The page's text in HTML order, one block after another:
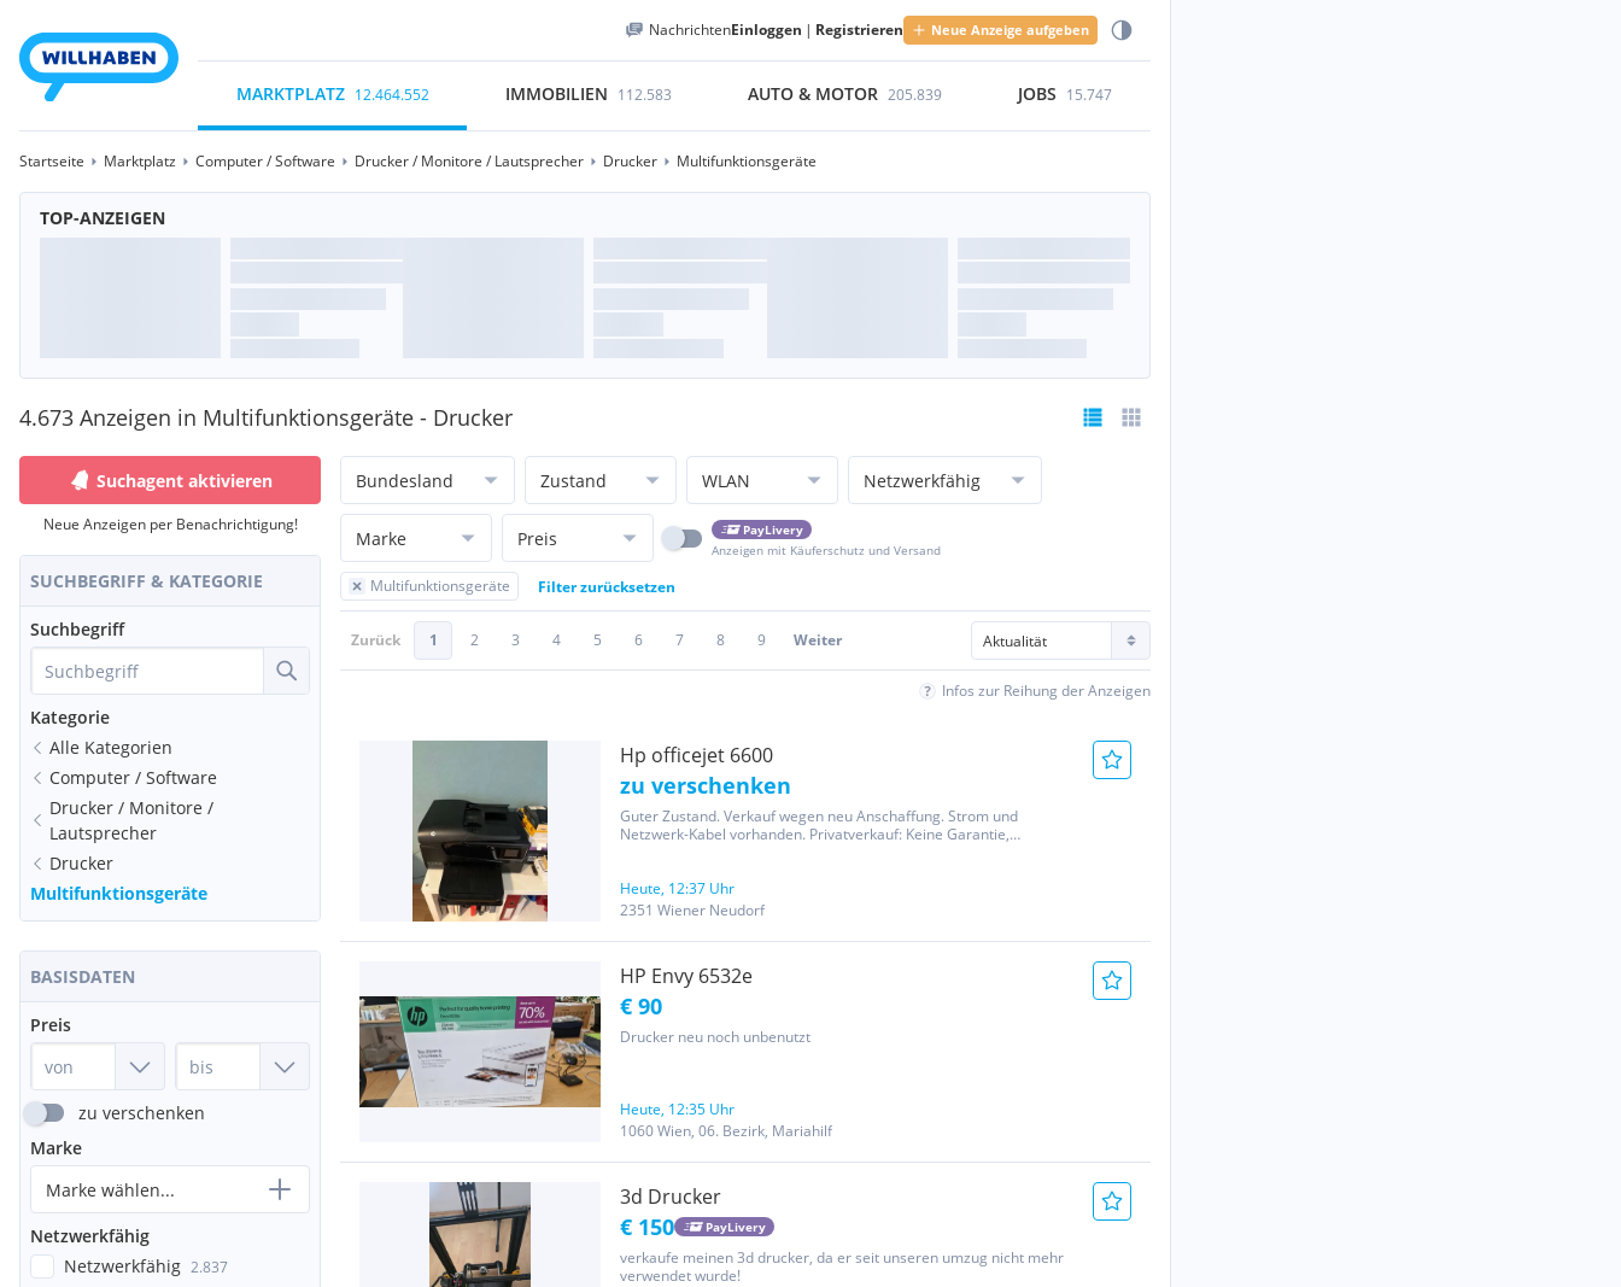
NachrichtenEinloggen | Registrieren Neue Anzeige aufgeben
MARKTPLATZ 12.464.552 IMMOBILIEN 112.583 AUTO & MOTOR 205.839 JOBS 15.747
Startseite Marktplatz Computer / Software Drucker / Monitore / Lautsprecher Drucker Multifunktionsgeräte
TOP-ANZEIGEN
4.673 Anzeigen in Multifunktionsgeräte - Drucker
Suchagent aktivieren
Neue Anzeigen per Benachrichtigung!
SUCHBEGRIFF & KATEGORIE
Suchbegriff
Kategorie
Alle Kategorien
Computer / Software
Drucker / Monitore /
Lautsprecher
Drucker
Multifunktionsgeräte
BASISDATEN
Preis
zu verschenken
Marke
Marke wählen...
Netzwerkfähig
Netzwerkfähig 2.837
Bundesland Zustand WLAN Netzwerkfähig
Marke Preis
PayLivery
Anzeigen mit Käuferschutz und Versand
Multifunktionsgeräte Filter zurücksetzen
Zurück 1 2 3 4 5 6 7 8 9 Weiter
Infos zur Reihung der Anzeigen
Hp officejet 6600
zu verschenken
Guter Zustand. Verkauf wegen neu Anschaffung. Strom und
Netzwerk-Kabel vorhanden. Privatverkauf: Keine Garantie,
Heute, 12:37 Uhr
2351 Wiener Neudorf
HP Envy 6532e
€ 90
Drucker neu noch unbenutzt
Heute, 12:35 Uhr
1060 Wien, 06. Bezirk, Mariahilf
3d Drucker
€ 150 PayLivery
verkaufe meinen 3d drucker, da er seit unseren umzug nicht mehr
verwendet wurde!